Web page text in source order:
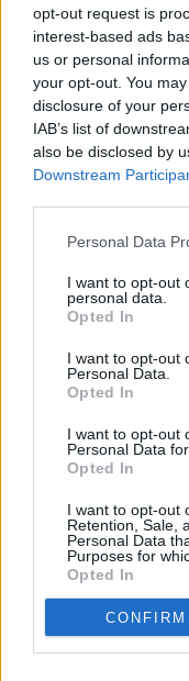
opt-out request is
interest-based ads
us or personal
your opt-out. You
disclosure of your
IAB’s list of
also be disclosed by
Downstream
Personal Data
I want to opt-out
personal data.
Opted In
I want to opt-out
Personal Data.
Opted In
I want to opt-out
Personal Data
Opted In
I want to opt-out
Retention, Sale,
Personal Data
Purposes for
Opted In
CONFIRM